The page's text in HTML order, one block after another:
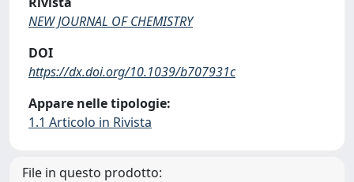
NEW JOURNAL OF CHEMISTRY
DOI
https://dx.doi.org/10.1039/b707931c
Appare nelle tipologie:
1.1 Articolo in Rivista
File in questo prodotto: